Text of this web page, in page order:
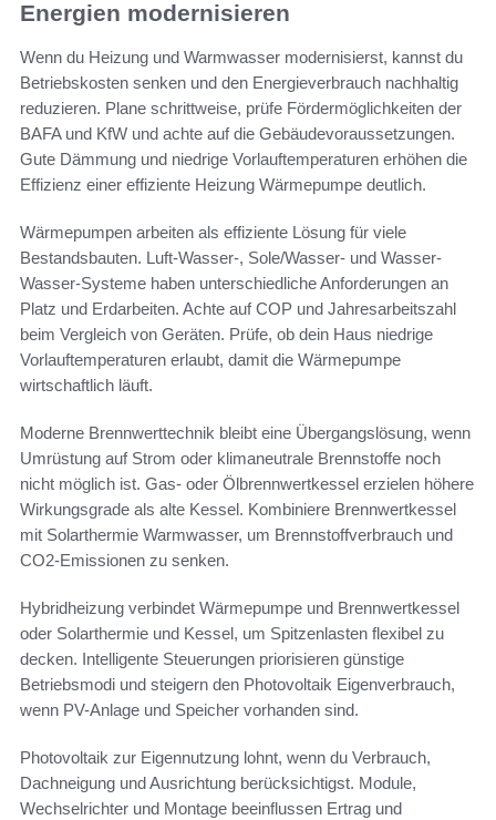
Energien modernisieren
Wenn du Heizung und Warmwasser modernisierst, kannst du
Betriebskosten senken und den Energieverbrauch nachhaltig
reduzieren. Plane schrittweise, prüfe Fördermöglichkeiten der
BAFA und KfW und achte auf die Gebäudevoraussetzungen.
Gute Dämmung und niedrige Vorlauftemperaturen erhöhen die
Effizienz einer effiziente Heizung Wärmepumpe deutlich.
Wärmepumpen arbeiten als effiziente Lösung für viele
Bestandsbauten. Luft-Wasser-, Sole/Wasser- und Wasser-
Wasser-Systeme haben unterschiedliche Anforderungen an
Platz und Erdarbeiten. Achte auf COP und Jahresarbeitszahl
beim Vergleich von Geräten. Prüfe, ob dein Haus niedrige
Vorlauftemperaturen erlaubt, damit die Wärmepumpe
wirtschaftlich läuft.
Moderne Brennwerttechnik bleibt eine Übergangslösung, wenn
Umrüstung auf Strom oder klimaneutrale Brennstoffe noch
nicht möglich ist. Gas- oder Ölbrennwertkessel erzielen höhere
Wirkungsgrade als alte Kessel. Kombiniere Brennwertkessel
mit Solarthermie Warmwasser, um Brennstoffverbrauch und
CO2-Emissionen zu senken.
Hybridheizung verbindet Wärmepumpe und Brennwertkessel
oder Solarthermie und Kessel, um Spitzenlasten flexibel zu
decken. Intelligente Steuerungen priorisieren günstige
Betriebsmodi und steigern den Photovoltaik Eigenverbrauch,
wenn PV-Anlage und Speicher vorhanden sind.
Photovoltaik zur Eigennutzung lohnt, wenn du Verbrauch,
Dachneigung und Ausrichtung berücksichtigst. Module,
Wechselrichter und Montage beeinflussen Ertrag und